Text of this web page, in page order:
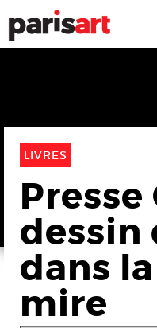
LIVRES
dessin
dans
mire